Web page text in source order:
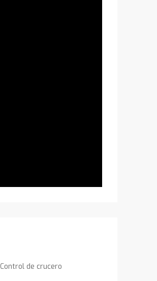
Control de crucero